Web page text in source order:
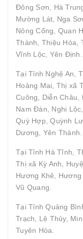
Đông Sơn, Hà
Mường Lát, Nga
Nông Cống, Quan
Thành, Thiệu Hóa,
Vĩnh Lộc, Yên Định.
Tại Tỉnh Nghệ An,
Hoàng Mai, Thị xã
Cuông, Diễn Châu,
Nam Đàn, Nghi
Quỳ Hợp, Quỳnh
Dương, Yên Thành.
Tại Tỉnh Hà Tĩnh,
Thị xã Kỳ Anh,
Hương Khê, Hương
Vũ Quang.
Tại Tỉnh Quảng
Trạch, Lệ Thủy,
Tuyên Hóa.